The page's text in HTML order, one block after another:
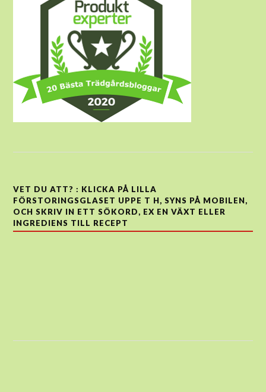
VET DU ATT? : KLICKA PÅ LILLA
FÖRSTORINGSGLASET UPPE T H, SYNS PÅ MOBILEN,
OCH SKRIV IN ETT SÖKORD, EX EN VÄXT ELLER
INGREDIENS TILL RECEPT